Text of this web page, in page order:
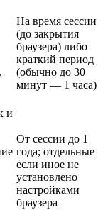
На время сессии
(до закрытия
браузера) либо
краткий период
(обычно до 30
минут — 1 часа)
и
От сессии до 1
года; отдельные
если иное не
установлено
настройками
браузера